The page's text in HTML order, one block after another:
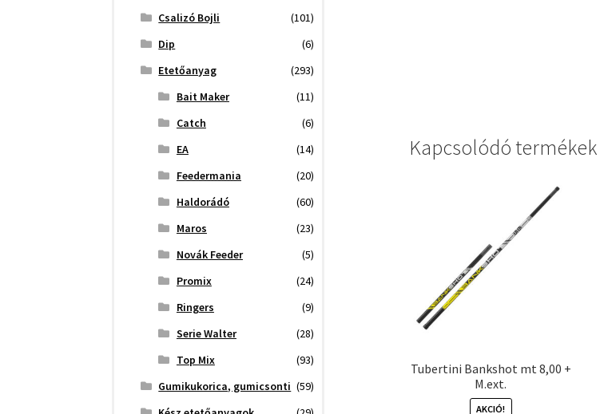
Kapcsolódó termékek
Tubertini Bankshot mt 8,00 +
M.ext.
AKCIÓ!
Csalizó Bojli
(101)
Dip
(6)
Etetőanyag
(293)
Bait Maker
(11)
Catch
(6)
EA
(14)
Feedermania
(20)
Haldorádó
(60)
Maros
(23)
Novák Feeder
(5)
Promix
(24)
Ringers
(9)
Serie Walter
(28)
Top Mix
(93)
Gumikukorica, gumicsonti (59)